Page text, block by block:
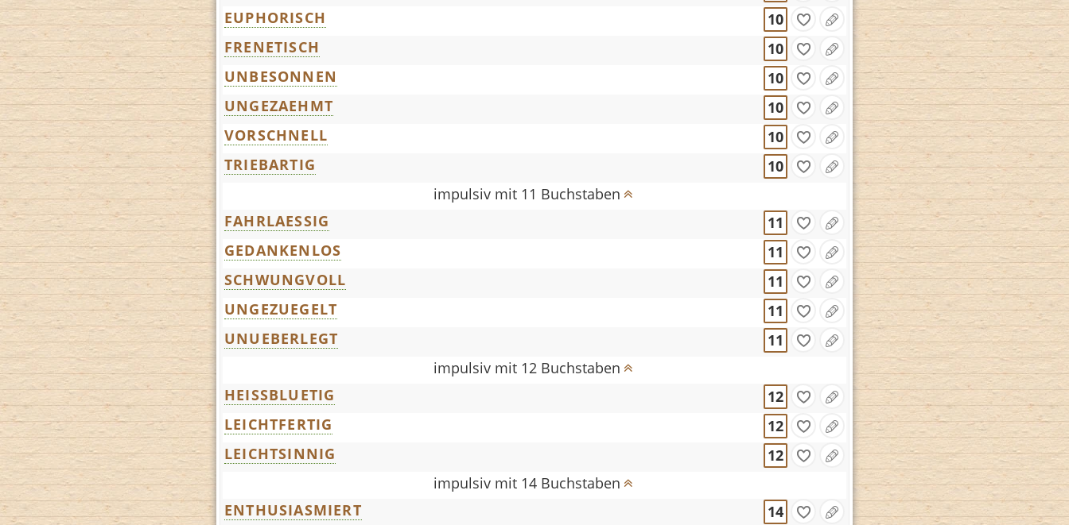
EUPHORISCH
10
FRENETISCH
10
UNBESONNEN
10
UNGEZAEHMT
10
VORSCHNELL
10
TRIEBARTIG
10
impulsiv mit 11 Buchstaben
FAHRLAESSIG
11
GEDANKENLOS
11
SCHWUNGVOLL
11
UNGEZUEGELT
11
UNUEBERLEGT
11
impulsiv mit 12 Buchstaben
HEISSBLUETIG
12
LEICHTFERTIG
12
LEICHTSINNIG
12
impulsiv mit 14 Buchstaben
ENTHUSIASMIERT
14